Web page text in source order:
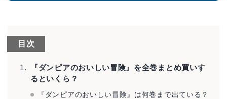
目次
『ダンピアのおいしい冒険』を全巻まとめ買いす
るといくら？
『ダンピアのおいしい冒険』は何巻まで出ている？